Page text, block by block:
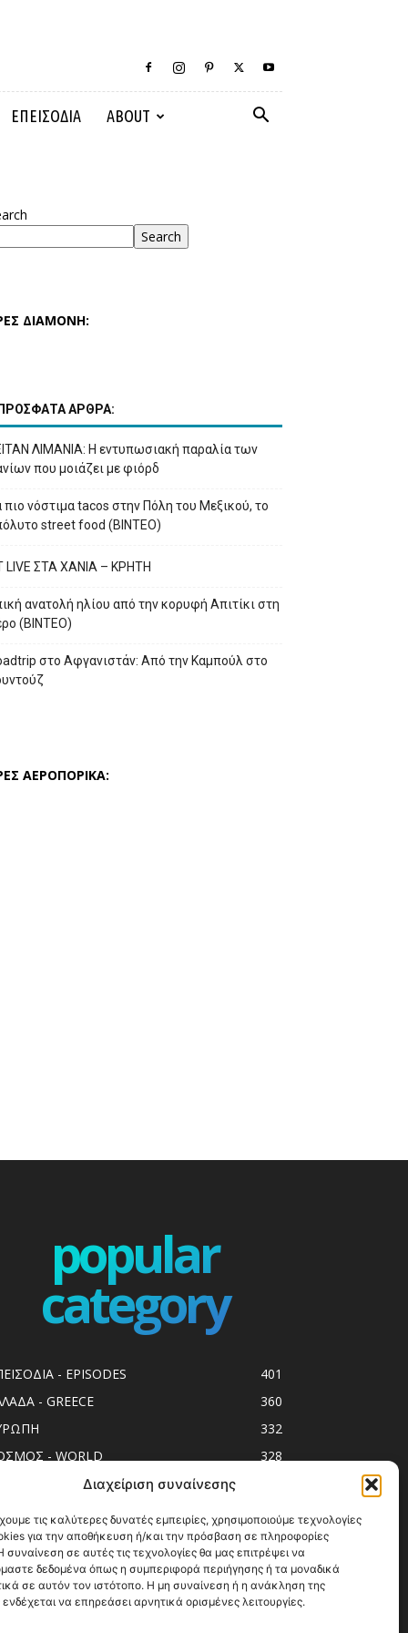
Διαχείριση συναίνεσης
τις καλύτερες δυνατές εμπειρίες, χρησιμοποιούμε τεχνολογίες
για την αποθήκευση ή/και την πρόσβαση σε πληροφορίες
σε αυτές τις τεχνολογίες θα μας επιτρέψει να
δεδομένα όπως η συμπεριφορά περιήγησης ή τα μοναδικά
σε αυτόν τον ιστότοπο. Η μη συναίνεση ή η ανάκληση της
να επηρεάσει αρνητικά ορισμένες λειτουργίες.
ΕΠΕΙΣΟΔΙΑ ABOUT
Search
ΔΙΑΜΟΝΗ:
ΠΡΟΣΦΑΤΑ ΑΡΘΡΑ:
ΛΙΜΑΝΙΑ: Η εντυπωσιακή παραλία των
που μοιάζει με φιόρδ
πιο νόστιμα tacos στην Πόλη του Μεξικού, το
street food (ΒΙΝΤΕΟ)
LIVE ΣΤΑ ΧΑΝΙΑ – ΚΡΗΤΗ
ανατολή ηλίου από την κορυφή Απιτίκι στη
(ΒΙΝΤΕΟ)
στο Αφγανιστάν: Από την Καμπούλ στο
ΑΕΡΟΠΟΡΙΚΑ:
popular
category
- EPISODES
401
- GREECE
360
332
- WORLD
328
spots
294
Release
250
247
ΟΔΗΓΟΙ
215